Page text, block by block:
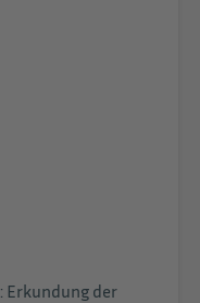
: Erkundung der